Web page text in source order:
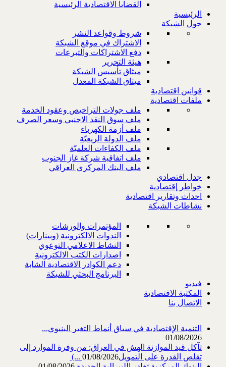
القضايا الاقتصادية الرئيسية
الرئيسية
حول الشبكة
شروط وقواعد النشر
الاشتراك في موقع الشبكة
دفع الاشتراكات والتبرعات
هيئة التحرير
ميثاق تأسيس الشبكة
ميثاق الشبكة المعدل
قوانين اقتصادية
ملفات اقتصادية
ملف جولات التراخيص وعقود الخدمة
ملف سوق النقد الاجنبي وسعر الصرف
ملف أزمة الكهرباء
ملف الدولة الريعيّة
ملف الكفاءات العلميّة
ملف اتفاقية شركة غاز الجنوب
ملف البنك المركزي العراقي
جدل اقتصادي
خواطر إقتصادية
احداث وتقارير اقتصادية
نشاطات الشبكة
المؤتمرات والورشات
الندوات الالكترونية (وبينارات)
النشاط الاعلامي التوعوي
اصدارات الكتب الالكترونية
دعم الكوادر الاقتصادية الشابة
البرنامج البحثي للشبكة
فيديو
المكتبة الاقتصادية
الاتصال بنا
التنمية الإقتصادية في سياق أنماط التغير البنيوي...
01/08/2026
تآكل قيد الموازنة الهش في العراق: من وفرة الموارد إلى
تقلص القدرة على التمويل‎ (...01/08/2026